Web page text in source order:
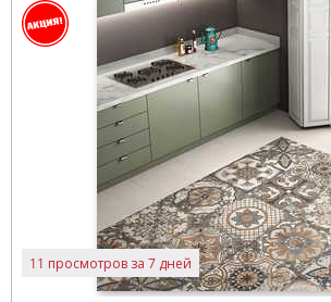
11 просмотров за 7 дней